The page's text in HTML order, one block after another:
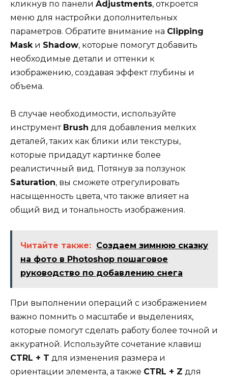
кликнув по панели Adjustments, откроется
меню для настройки дополнительных
параметров. Обратите внимание на Clipping
Maskи Shadow, которые помогут добавить
необходимые детали и оттенки к
изображению, создавая эффект глубины и
объема.
В случае необходимости, используйте
инструмент Brush для добавления мелких
деталей, таких как блики или текстуры,
которые придадут картинке более
реалистичный вид. Потянув за ползунок
Saturation, вы сможете отрегулировать
насыщенность цвета, что также влияет на
общий вид и тональность изображения.
Читайте также: Создаем зимнюю сказку
на фото в Photoshop пошаговое
руководство по добавлению снега
При выполнении операций с изображением
важно помнить о масштабе и выделениях,
которые помогут сделать работу более точной и
аккуратной. Используйте сочетание клавиш
CTRL + T для изменения размера и
ориентации элемента, а также CTRL + Z для